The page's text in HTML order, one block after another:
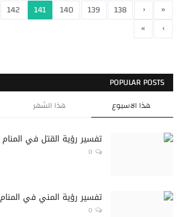
«
‹
138
139
140
141
142
›
»
POPULAR POSTS
هذا الاسبوع هذا الشهر
تفسير رؤية القتل في المنام
0
تفسير رؤية المني في المنام
0